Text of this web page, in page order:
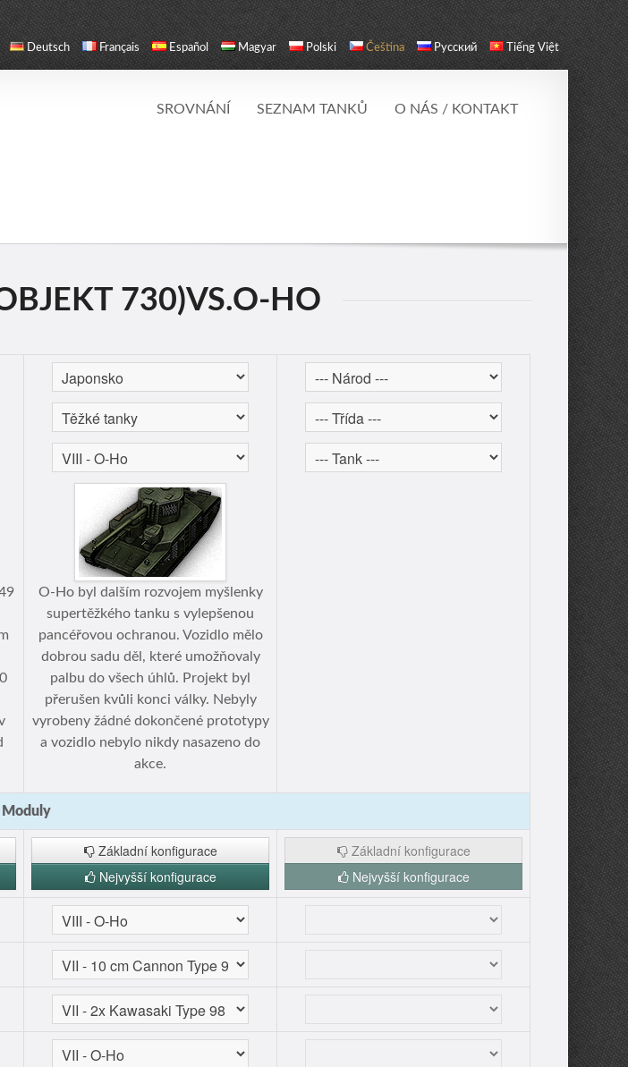
Deutsch Français Español Magyar Polski Čeština Русский Tiếng Việt
SROVNÁNÍ SEZNAM TANKŮ O NÁS / KONTAKT
730)VS.O-HO
O-Ho byl dalším rozvojem myšlenky
supertěžkého tanku s vylepšenou
pancéřovou ochranou. Vozidlo mělo
dobrou sadu děl, které umožňovaly
palbu do všech úhlů. Projekt byl
přerušen kvůli konci války. Nebyly
vyrobeny žádné dokončené prototypy
a vozidlo nebylo nikdy nasazeno do
akce.
Moduly
Základní konfigurace
Nejvyšší konfigurace
Základní konfigurace
Nejvyšší konfigurace